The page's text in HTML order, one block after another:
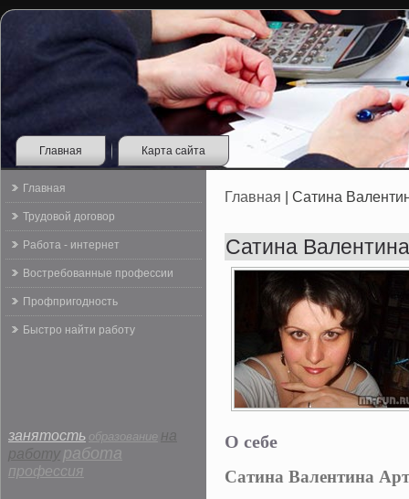
Главная Карта сайта
Главная
Трудовой договор
Работа - интернет
Востребованные профессии
Профпригодность
Быстро найти работу
занятость образование на
работу работа
профессия
Главная | Сатина
Сатина
О себе
Сатина Валентина